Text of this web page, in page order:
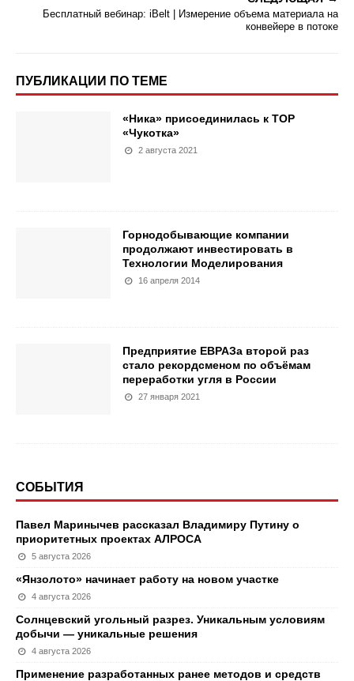
Бесплатный вебинар: iBelt | Измерение объема материала на
конвейере в потоке
ПУБЛИКАЦИИ ПО ТЕМЕ
«Ника» присоединилась к ТОР
«Чукотка»
2 августа 2021
Горнодобывающие компании
продолжают инвестировать в
Технологии Моделирования
16 апреля 2014
Предприятие ЕВРАЗа второй раз
стало рекордсменом по объёмам
переработки угля в России
27 января 2021
СОБЫТИЯ
Павел Маринычев рассказал Владимиру Путину о
приоритетных проектах АЛРОСА
5 августа 2026
«Янзолото» начинает работу на новом участке
4 августа 2026
Солнцевский угольный разрез. Уникальным условиям
добычи — уникальные решения
4 августа 2026
Применение разработанных ранее методов и средств